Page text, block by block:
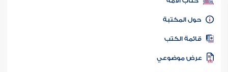
كتاب الأمة
المكتبة
الكتب